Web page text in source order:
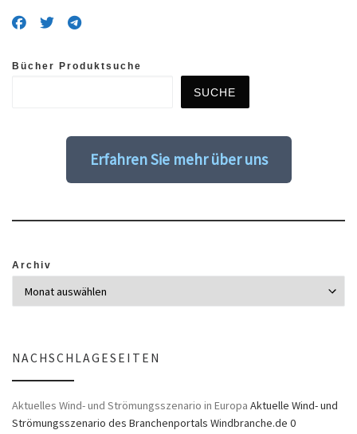
Bücher Produktsuche
SUCHE
Erfahren Sie mehr über uns
Archiv
NACHSCHLAGESEITEN
Aktuelles Wind- und Strömungsszenario in Europa Aktuelle Wind- und
Strömungsszenario des Branchenportals Windbranche.de 0